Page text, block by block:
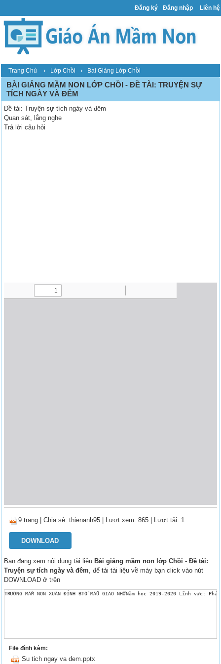
Đăng ký Đăng nhập Liên hệ
Trang Chủ › Lớp Chồi › Bài Giảng Lớp Chồi
BÀI GIẢNG MẦM NON LỚP CHỒI - ĐỀ TÀI: TRUYỆN SỰ
TÍCH NGÀY VÀ ĐÊM
Đề tài: Truyện sự tích ngày và đêm
Quan sát, lắng nghe
Trả lời câu hỏi
9 trang |Chia sẻ:thienanh95 | Lượt xem: 865 | Lượt tải: 1
DOWNLOAD
Bạn đang xem nội dung tài liệu Bài giảng mầm non lớp Chồi - Đề tài:
Truyện sự tích ngày và đêm, để tải tài liệu về máy bạn click vào nút
DOWNLOAD ở trên
TRƯỜNG MẦM NON XUÂN ĐỈNH BTỔ MẪU GIÁO NHỠNăm học 2019-2020
File đính kèm:
Su tich ngay va dem.pptx